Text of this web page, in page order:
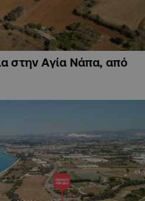
στην Αγία Νάπα, από